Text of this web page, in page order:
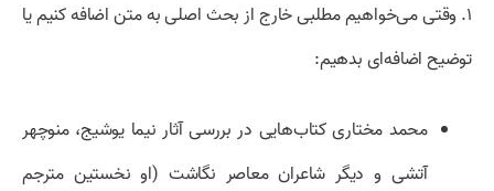
۱. وقتی می‌خواهیم مطلبی خارج از بحث اصلی به متن اضافه کنیم یا
توضیح اضافه‌ای بدهیم:
محمد مختاری کتاب‌هایی در بررسی آثار نیما یوشیج، منوچهر
آتشی و دیگر شاعران معاصر نگاشت (او نخستین مترجم